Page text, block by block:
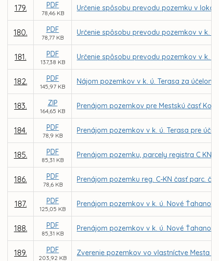
179. PDF
78,46 KB
Určenie spôsobu prevodu pozemku v
180. PDF
78,77 KB
Určenie spôsobu prevodu pozemkov v k. ú.
181. PDF
137,38 KB
Určenie spôsobu prevodu pozemkov v k. ú.
182. PDF
145,97 KB
Nájom pozemkov v k. ú. Terasa za
183. ZIP
164,65 KB
Prenájom pozemkov pre Mestskú časť
184. PDF
78,9 KB
Prenájom pozemkov v k. ú. Terasa pre
185. PDF
85,31 KB
Prenájom pozemku, parcely registra C KN
186. PDF
78,6 KB
Prenájom pozemku reg. C-KN časť parc.
187. PDF
125,05 KB
Prenájom pozemkov v k. ú. Nové
188. PDF
85,31 KB
Prenájom pozemkov v k. ú. Nové
189. PDF
203,92 KB
Zverenie pozemkov vo vlastníctve Mesta